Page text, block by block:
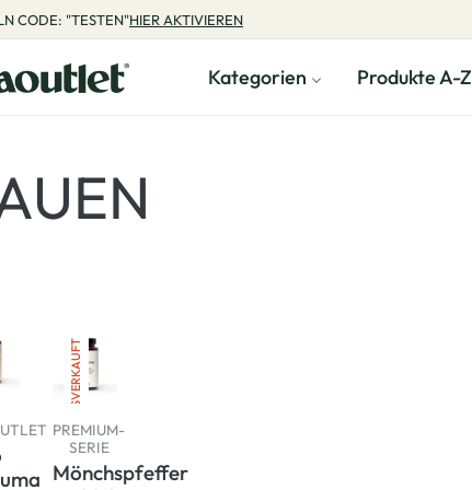
CODE: "TESTEN"HIER AKTIVIEREN
Kategorien Produkte A-Z
AUSVERKAUFT
PREMIUM-
SERIE
Mönchspfeffer